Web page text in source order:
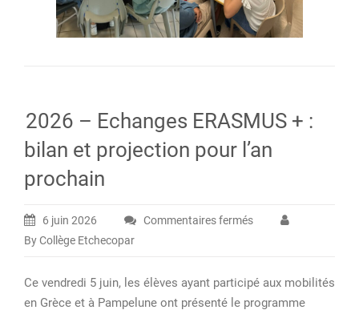
2026 – Echanges ERASMUS + :
bilan et projection pour l’an
prochain
6 juin 2026 Commentaires ferméssur
Echanges
ERASMUS
By Collège Etchecopar
Ce vendredi 5 juin, les élèves ayant participé aux mobilités
en Grèce et à Pampelune ont présenté le programme